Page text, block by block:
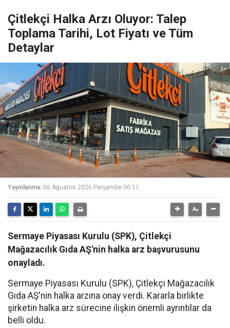
Çitlekçi Halka Arzı Oluyor: Talep
Toplama Tarihi, Lot Fiyatı ve Tüm
Detaylar
Yayınlanma: 06 Ağustos 2026 Perşembe 00:11
Sermaye Piyasası Kurulu (SPK), Çitlekçi
Mağazacılık Gıda AŞ'nin halka arz başvurusunu
onayladı.
Sermaye Piyasası Kurulu (SPK), Çitlekçi Mağazacılık
Gıda AŞ'nin halka arzına onay verdi. Kararla birlikte
şirketin halka arz sürecine ilişkin önemli ayrıntılar da
belli oldu.